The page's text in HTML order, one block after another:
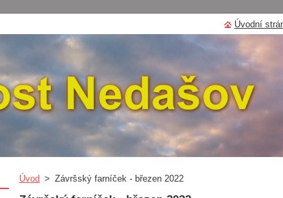
Úvod > Závršský farníček - březen 2022
Úvodní